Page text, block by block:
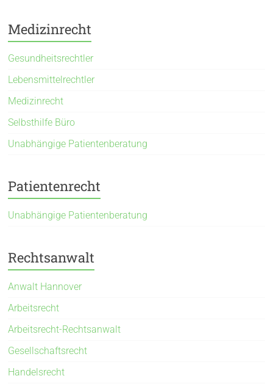
Medizinrecht
Gesundheitsrechtler
Lebensmittelrechtler
Medizinrecht
Selbsthilfe Büro
Unabhängige Patientenberatung
Patientenrecht
Unabhängige Patientenberatung
Rechtsanwalt
Anwalt Hannover
Arbeitsrecht
Arbeitsrecht-Rechtsanwalt
Gesellschaftsrecht
Handelsrecht